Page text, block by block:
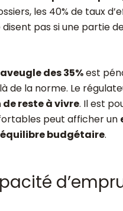
les 40% de taux
pas si une partie
des 35%est
de la norme. Le
reste à vivre. Il est
peut afficher un
budgétaire.